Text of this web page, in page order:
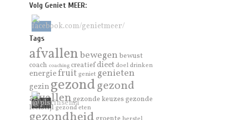
Volg Geniet MEER:
Tags
afvallenbewegenbewust
coach coaching creatiefdieet doel drinken
energiefruit geniet genieten
gezingezondgezond
afvallengezonde keuzesgezonde
leefstijl gezond eten